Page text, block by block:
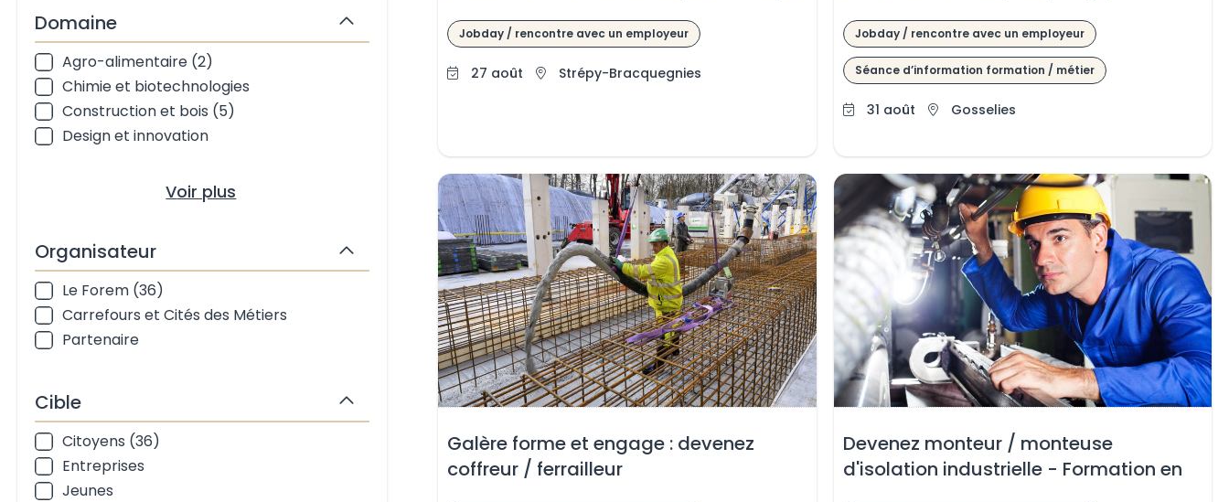
Domaine
Masquer le contenu
Domaine
Agro-alimentaire (2)
Chimie et biotechnologies
Construction et bois (5)
Design et innovation
Voir plus
Organisateur
Masquer le contenu
Organisateur
Le Forem (36)
Carrefours et Cités des Métiers
Partenaire
Cible
Masquer le contenu
CibleCitoyens (36)
Entreprises
Jeunes
Jobday / rencontre avec un employeur
27 août Strépy-Bracquegnies
Jobday / rencontre avec un employeur
Séance d’information formation / métier
31 août Gosselies
Galère forme et engage : devenez
coffreur / ferrailleur
Devenez monteur / monteuse
d'isolation industrielle - Formation en